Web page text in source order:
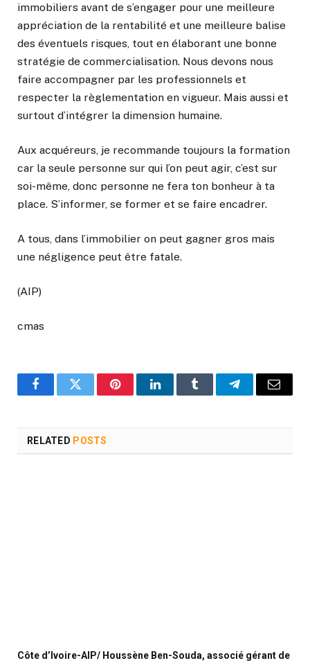
immobiliers avant de s’engager pour une meilleure
appréciation de la rentabilité et une meilleure balise
des éventuels risques, tout en élaborant une bonne
stratégie de commercialisation. Nous devons nous
faire accompagner par les professionnels et
respecter la règlementation en vigueur. Mais aussi et
surtout d’intégrer la dimension humaine.
Aux acquéreurs, je recommande toujours la formation
car la seule personne sur qui l’on peut agir, c’est sur
soi-même, donc personne ne fera ton bonheur à ta
place. S’informer, se former et se faire encadrer.
A tous, dans l’immobilier on peut gagner gros mais
une négligence peut être fatale.
(AIP)
cmas
FacebookTwitter PinterestLinkedInTumblr TelegramEmail
RELATED POSTS
Côte d’Ivoire-AIP/ Houssène Ben-Souda, associé gérant de